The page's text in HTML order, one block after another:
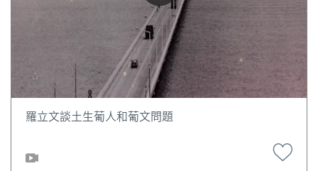
羅立文談土生葡人和葡文問題